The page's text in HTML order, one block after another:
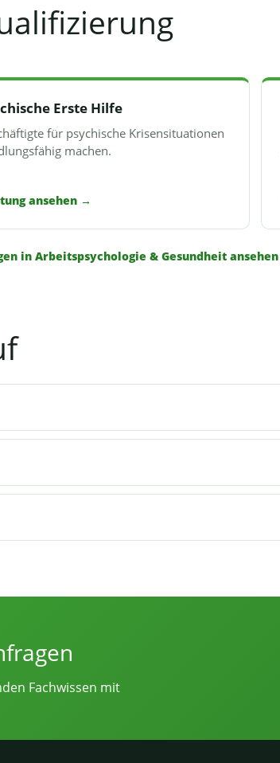
Erste Hilfe
für psychische Krisensituationen
machen.
ansehen →
in Arbeitspsychologie & Gesundheit ansehen
Fachwissen mit